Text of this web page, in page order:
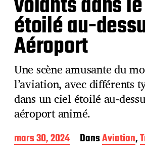
étoilé au-
Aéroport
Une scène amusante du
l’aviation, avec différents
dans un ciel étoilé au-
aéroport animé.
D
a
mars 30, 2024 DansAviation,